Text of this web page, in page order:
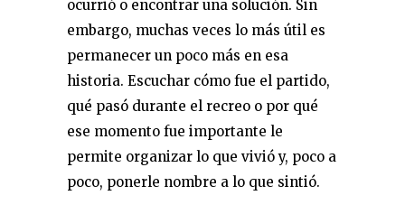
ocurrió o encontrar una solución. Sin
embargo, muchas veces lo más útil es
permanecer un poco más en esa
historia. Escuchar cómo fue el partido,
qué pasó durante el recreo o por qué
ese momento fue importante le
permite organizar lo que vivió y, poco a
poco, ponerle nombre a lo que sintió.